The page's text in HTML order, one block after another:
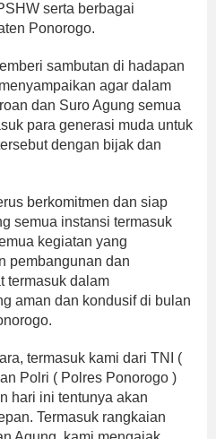
serta berbagai
Ponorogo.
sambutan di hadapan
agar dalam
dan Suro Agung semua
para generasi muda untuk
dengan bijak dan
berkomitmen dan siap
semua instansi termasuk
kegiatan yang
pembangunan dan
termasuk dalam
aman dan kondusif di bulan
termasuk kami dari TNI (
Polri ( Polres Ponorogo )
hari ini tentunya akan
Termasuk rangkaian